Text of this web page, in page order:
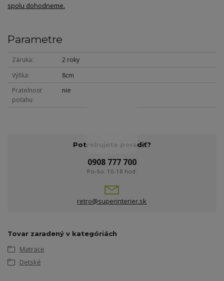
spolu dohodneme.
Parametre
Záruka
2 roky
Výška
8cm
Prateľnosť
poťahu
nie
Potrebujete poradiť?
0908 777 700
Po-So: 10-18 hod.
retro@superinterier.sk
Tovar zaradený v kategóriách
Matrace
Detské